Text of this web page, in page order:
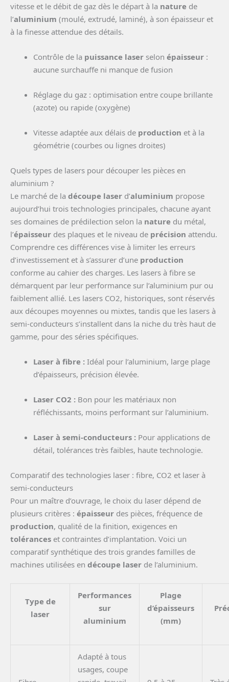
vitesse et le débit de gaz dès le départ à la nature de
l’aluminium (moulé, extrudé, laminé), à son épaisseur et
à la finesse attendue des détails.
Contrôle de la puissance laser selon épaisseur :
aucune surchauffe ni manque de fusion
Réglage du gaz : optimisation entre coupe brillante
(azote) ou rapide (oxygène)
Vitesse adaptée aux délais de production et à la
géométrie (courbes ou lignes droites)
Quels types de lasers pour découper les pièces en
aluminium ?
Le marché de la découpe laser d’aluminium propose
aujourd’hui trois technologies principales, chacune ayant
ses domaines de prédilection selon la nature du métal,
l’épaisseur des plaques et le niveau de précision attendu.
Comprendre ces différences vise à limiter les erreurs
d’investissement et à s’assurer d’une production
conforme au cahier des charges. Les lasers à fibre se
démarquent par leur performance sur l’aluminium pur ou
faiblement allié. Les lasers CO2, historiques, sont réservés
aux découpes moyennes ou mixtes, tandis que les lasers à
semi-conducteurs s’installent dans la niche du très haut de
gamme, pour des séries spécifiques.
Laser à fibre : Idéal pour l’aluminium, large plage
d’épaisseurs, précision élevée.
Laser CO2 : Bon pour les matériaux non
réfléchissants, moins performant sur l’aluminium.
Laser à semi-conducteurs : Pour applications de
détail, tolérances très faibles, haute technologie.
Comparatif des technologies laser : fibre, CO2 et laser à
semi-conducteurs
Pour un maître d’ouvrage, le choix du laser dépend de
plusieurs critères : épaisseur des pièces, fréquence de
production, qualité de la finition, exigences en
tolérances et contraintes d’implantation. Voici un
comparatif synthétique des trois grandes familles de
machines utilisées en découpe laser de l’aluminium.
Type de
laser
Performances
sur
aluminium
Plage
d’épaisseurs
(mm)
Adapté à tous
usages, coupe